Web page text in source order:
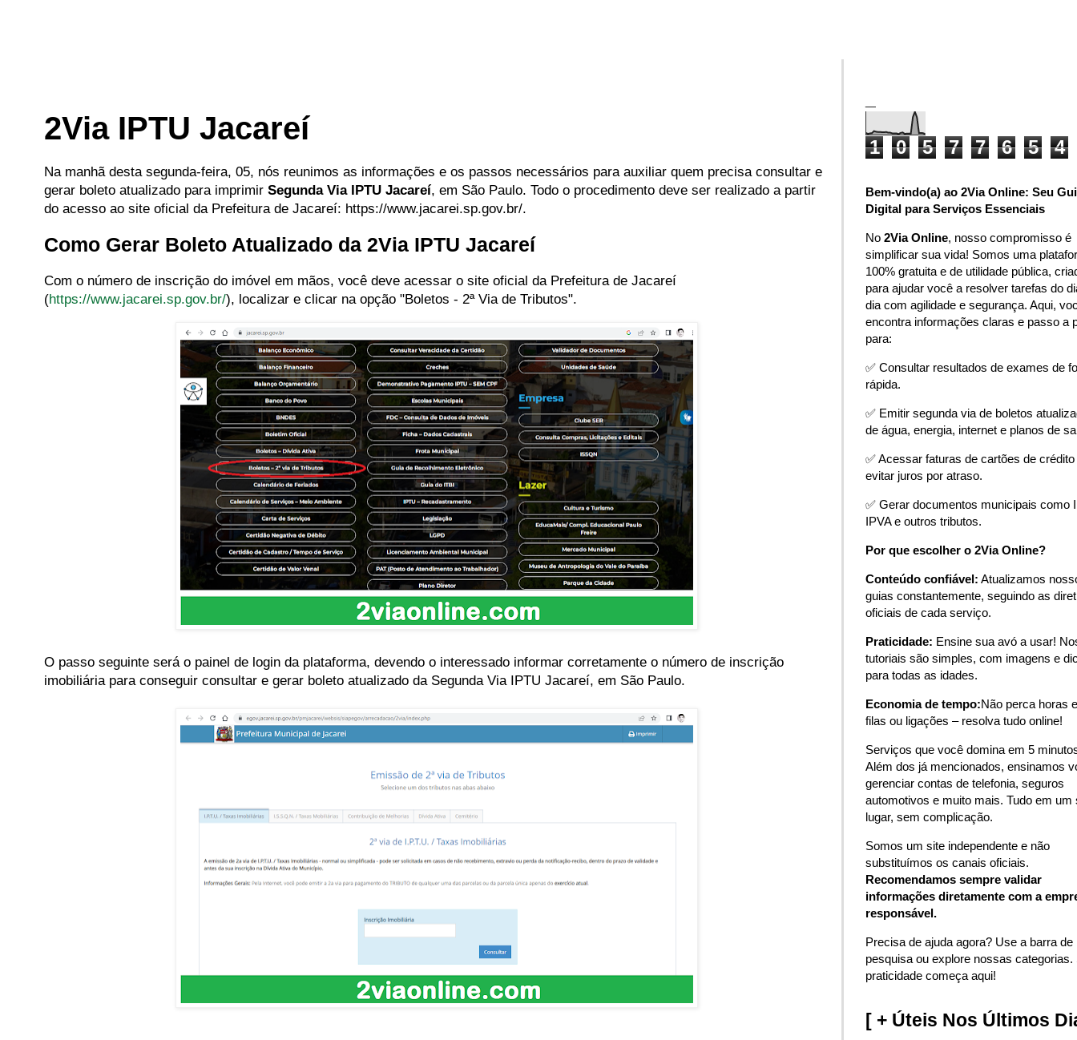
2Via IPTU Jacareí
Na manhã desta segunda-feira, 05, nós reunimos as informações e os passos necessários para auxiliar quem precisa consultar e
gerar boleto atualizado para imprimir Segunda Via IPTU Jacareí, em São Paulo. Todo o procedimento deve ser realizado a partir
do acesso ao site oficial da Prefeitura de Jacareí: https://www.jacarei.sp.gov.br/.
Como Gerar Boleto Atualizado da 2Via IPTU Jacareí
Com o número de inscrição do imóvel em mãos, você deve acessar o site oficial da Prefeitura de Jacareí
(https://www.jacarei.sp.gov.br/), localizar e clicar na opção "Boletos - 2ª Via de Tributos".
O passo seguinte será o painel de login da plataforma, devendo o interessado informar corretamente o número de inscrição
imobiliária para conseguir consultar e gerar boleto atualizado da Segunda Via IPTU Jacareí, em São Paulo.
1 0 5 7 7 6 5 4
Bem-vindo(a) ao 2Via Online: Seu
Digital para Serviços Essenciais
No 2Via Online, nosso compromisso é
simplificar sua vida! Somos uma
100% gratuita e de utilidade pública,
para ajudar você a resolver tarefas do
dia com agilidade e segurança. Aqui,
encontra informações claras e passo a
para:
✅ Consultar resultados de exames de
rápida.
✅ Emitir segunda via de boletos
de água, energia, internet e planos de
✅ Acessar faturas de cartões de crédito
evitar juros por atraso.
✅ Gerar documentos municipais como
IPVA e outros tributos.
Por que escolher o 2Via Online?
Conteúdo confiável: Atualizamos
guias constantemente, seguindo as
oficiais de cada serviço.
Praticidade: Ensine sua avó a usar!
tutoriais são simples, com imagens e
para todas as idades.
Economia de tempo:Não perca horas
filas ou ligações – resolva tudo online!
Serviços que você domina em 5
Além dos já mencionados, ensinamos
gerenciar contas de telefonia, seguros
automotivos e muito mais. Tudo em um
lugar, sem complicação.
Somos um site independente e não
substituímos os canais oficiais.
Recomendamos sempre validar
informações diretamente com a
responsável.
Precisa de ajuda agora? Use a barra de
pesquisa ou explore nossas categorias.
praticidade começa aqui!
[ + Úteis Nos Últimos